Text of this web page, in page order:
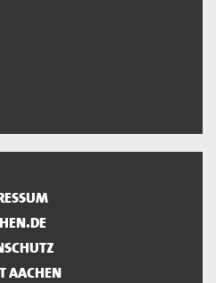
AACHEN